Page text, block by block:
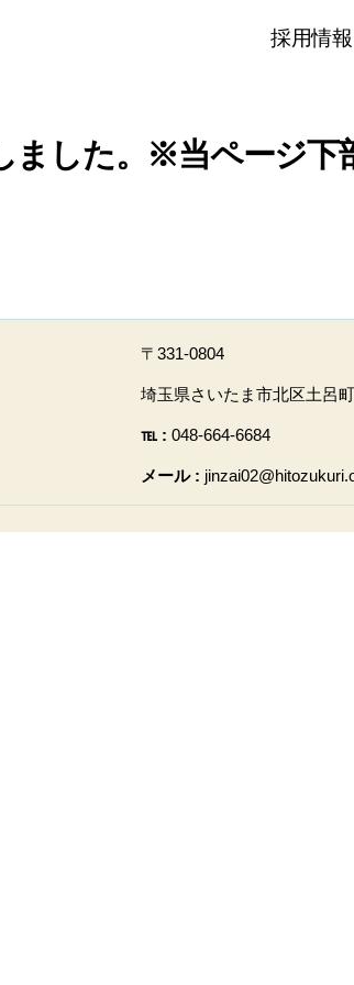
採用情報
ました。※当ページ下
〒331-0804
埼玉県さいたま市北区土呂
℡ : 048-664-6684
メール :